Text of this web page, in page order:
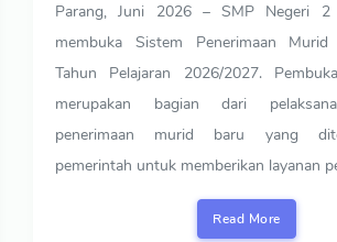
Parang, Juni 2026 – SMP Negeri 2
membuka Sistem Penerimaan
Tahun Pelajaran 2026/2027.
merupakan bagian dari
penerimaan murid baru yang
pemerintah untuk memberikan layanan
Read More